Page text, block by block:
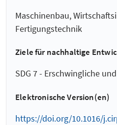
Maschinenbau,
Fertigungstechnik
Ziele für nachhaltige
SDG 7 - Erschwingliche
Elektronische Version(en)
https://doi.org/10.1016/